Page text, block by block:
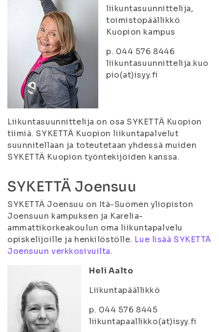
liikuntasuunnittelija,
toimistopäällikkö
Kuopion kampus
p. 044 576 8446
liikuntasuunnittelija.kuo
pio(at)isyy.fi
Liikuntasuunnittelija on osa SYKETTÄ Kuopion
tiimiä. SYKETTÄ Kuopion liikuntapalvelut
suunnitellaan ja toteutetaan yhdessä muiden
SYKETTÄ Kuopion työntekijöiden kanssa.
SYKETTÄ Joensuu
SYKETTÄ Joensuu on Itä-Suomen yliopiston
Joensuun kampuksen ja Karelia-
ammattikorkeakoulun oma liikuntapalvelu
opiskelijoille ja henkilöstölle. Lue lisää SYKETTÄ
Joensuun verkkosivuilta.
Heli Aalto
Liikuntapäällikkö
p. 044 576 8445
liikuntapaallikko(at)isyy.fi